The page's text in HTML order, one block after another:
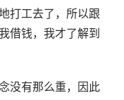
打工去了，所以跟
借钱，我才了解到
没有那么重，因此